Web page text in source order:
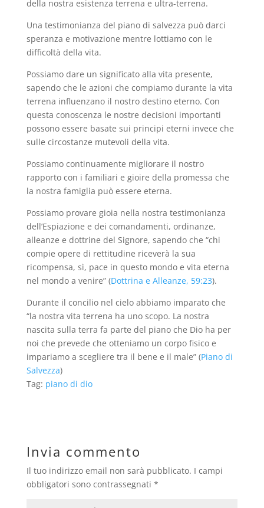
della nostra esistenza terrena e ultra-terrena.
Una testimonianza del piano di salvezza può darci
speranza e motivazione mentre lottiamo con le
difficoltà della vita.
Possiamo dare un significato alla vita presente,
sapendo che le azioni che compiamo durante la vita
terrena influenzano il nostro destino eterno. Con
questa conoscenza le nostre decisioni importanti
possono essere basate sui principi eterni invece che
sulle circostanze mutevoli della vita.
Possiamo continuamente migliorare il nostro
rapporto con i familiari e gioire della promessa che
la nostra famiglia può essere eterna.
Possiamo provare gioia nella nostra testimonianza
dell’Espiazione e dei comandamenti, ordinanze,
alleanze e dottrine del Signore, sapendo che “chi
compie opere di rettitudine riceverà la sua
ricompensa, sì, pace in questo mondo e vita eterna
nel mondo a venire” (Dottrina e Alleanze, 59:23).
Durante il concilio nel cielo abbiamo imparato che
“la nostra vita terrena ha uno scopo. La nostra
nascita sulla terra fa parte del piano che Dio ha per
noi che prevede che otteniamo un corpo fisico e
impariamo a scegliere tra il bene e il male” (Piano di
Salvezza)
Tag: piano di dio
Invia commento
Il tuo indirizzo email non sarà pubblicato. I campi
obbligatori sono contrassegnati *